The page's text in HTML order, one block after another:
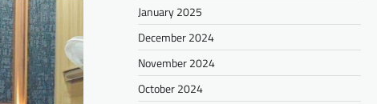
January 2025
December 2024
November 2024
October 2024